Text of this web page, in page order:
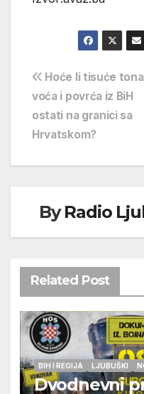
Navigacija
objava
Hoće li tisuće tona
voća i povrća iz BiH
ostati na granici sa
Hrvatskom?
ByRadio
Related Post
BIH I REGIJA LJUBUŠKI
Dvodnevni